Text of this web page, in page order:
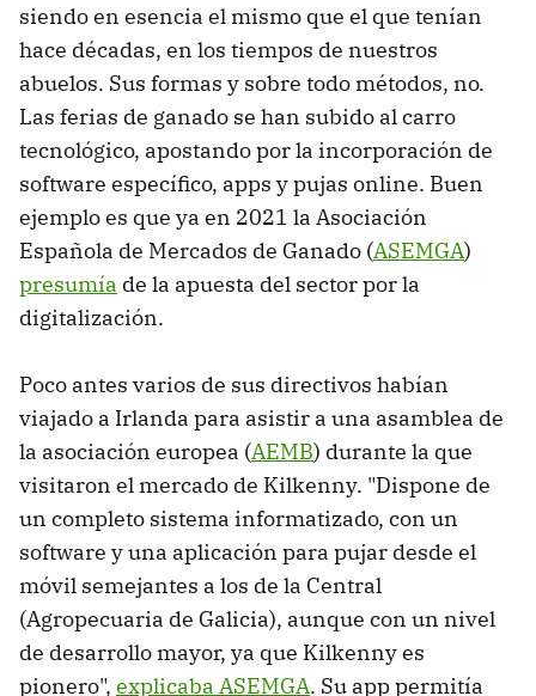
siendo en esencia el mismo que el que tenían
hace décadas, en los tiempos de nuestros
abuelos. Sus formas y sobre todo métodos, no.
Las ferias de ganado se han subido al carro
tecnológico, apostando por la incorporación de
software específico, apps y pujas online. Buen
ejemplo es que ya en 2021 la Asociación
Española de Mercados de Ganado (ASEMGA)
presumía de la apuesta del sector por la
digitalización.
Poco antes varios de sus directivos habían
viajado a Irlanda para asistir a una asamblea de
la asociación europea (AEMB) durante la que
visitaron el mercado de Kilkenny. "Dispone de
un completo sistema informatizado, con un
software y una aplicación para pujar desde el
móvil semejantes a los de la Central
(Agropecuaria de Galicia), aunque con un nivel
de desarrollo mayor, ya que Kilkenny es
pionero", explicaba ASEMGA. Su app permitía